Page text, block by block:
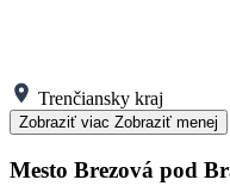
Trenčiansky kraj
Zobraziť viac Zobraziť menej
Mesto Brezová pod